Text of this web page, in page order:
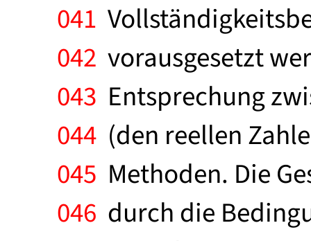
041
042 vorausgesetzt
043 Entsprechung
044 (den reellen
045 Methoden. Die
046 durch die